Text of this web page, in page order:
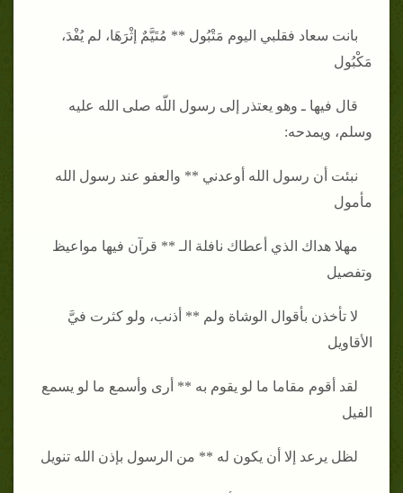
بانت سعاد فقلبي اليوم مَتْبُول ** مُتَيَّمٌ إثْرَهَا، لم يُفْدَ،
مَكْبُول
قال فيها ـ وهو يعتذر إلى رسول اللّه صلى الله عليه
وسلم، ويمدحه‏:‏
نبئت أن رسول الله أوعدني ** والعفو عند رسول الله
مأمول
مهلا هداك الذي أعطاك نافلة الـ ** قرآن فيها مواعيظ
وتفصيل
لا تأخذن بأقوال الوشاة ولم ** أذنب، ولو كثرت فيَّ
الأقاويل
لقد أقوم مقاما ما لو يقوم به ** أرى وأسمع ما لو يسمع
الفيل
لظل يرعد إلا أن يكون له ** من الرسول بإذن الله تنويل